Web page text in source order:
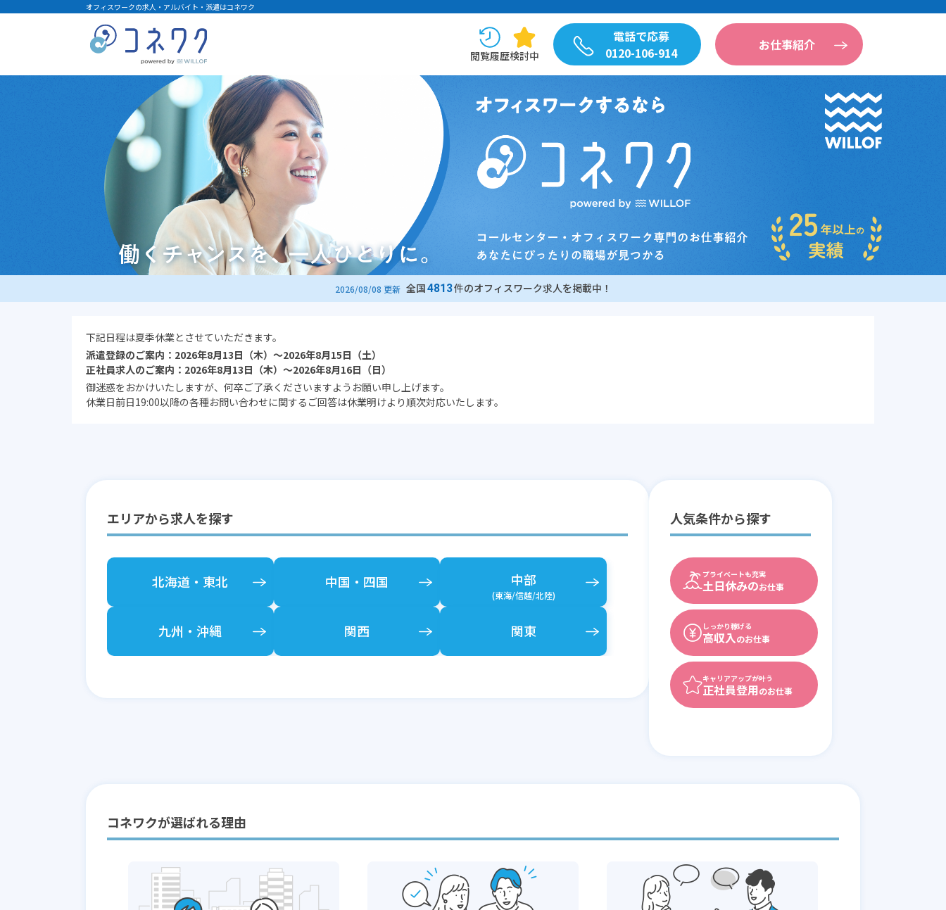
オフィスワークの求人・アルバイト・派遣はコネワク
閲覧履歴検討中
電話で応募
0120-106-914
お仕事紹介
2026/08/08 更新 全国4813件のオフィスワーク求人を掲載中！
下記日程は夏季休業とさせていただきます。
派遣登録のご案内：2026年8月13日（木）～2026年8月15日（土）
正社員求人のご案内：2026年8月13日（木）～2026年8月16日（日）
御迷惑をおかけいたしますが、何卒ご了承くださいますようお願い申し上げます。
休業日前日19:00以降の各種お問い合わせに関するご回答は休業明けより順次対応いたします。
エリアから求人を探す
北海道 ・東北 中国 ・四国 中部
(東海/信越/北陸)
九州 ・沖縄 関西 関東
戻る 北海道 青森県
岩手県 宮城県 秋田県
戻る 鳥取県 島根県
岡山県 広島県 山口県
戻る 岐阜県 静岡県
愛知県 三重県 新潟県
戻る 福岡県 佐賀県
長崎県 熊本県 大分県
戻る 滋賀県 京都府
大阪府 兵庫県 奈良県
戻る 茨城県 栃木県
群馬県 埼玉県 千葉県
人気条件から探す
プライベートも充実
土日休みのお仕事
しっかり稼げる
高収入のお仕事
キャリアアップが叶う
正社員登用のお仕事
コネワクが選ばれる理由